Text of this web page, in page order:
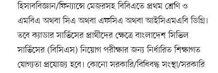
হিসাববিজ্ঞান/ফিন্যান্সে মেজরসহ বিবিএতে প্রথম শ্রেণি ও
এমবিএ অথবা সিএ অথবা এফসিএ অথবা আইসিএমএবি ডিগ্রি।
তবে ক্যাডার সার্ভিসের প্রার্থীদের ক্ষেত্রে বাংলাদেশ সিভিল
সার্ভিসের (বিসিএস) নিয়োগ পরীক্ষার জন্য নির্ধারিত শিক্ষাগত
যোগ্যতা প্রযোজ্য হবে। কোনো সরকারি/বিধিবদ্ধ সংস্থা/সরকারি